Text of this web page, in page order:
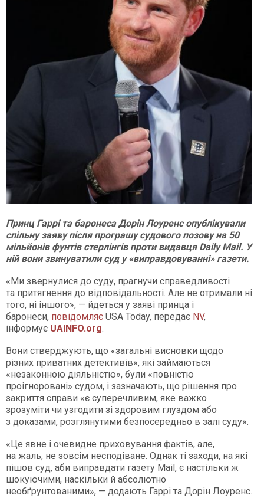
Принц Гаррі та баронеса Дорін Лоуренс опублікували
спільну заяву після програшу судового позову на 50
мільйонів фунтів стерлінгів проти видавця Daily Mail. У
ній вони звинуватили суд у «виправдовуванні» газети.
«Ми звернулися до суду, прагнучи справедливості
та притягнення до відповідальності. Але не отримали ні
того, ні іншого», — йдеться у заяві принца і
баронеси, повідомляє USA Today, передає NV,
інформує UAINFO.org.
Вони стверджують, що «загальні висновки щодо
різних приватних детективів», які займаються
«незаконною діяльністю», були «повністю
проігноровані» судом, і зазначають, що рішення про
закриття справи «є суперечливим, яке важко
зрозуміти чи узгодити зі здоровим глуздом або
з доказами, розглянутими безпосередньо в залі суду».
«Це явне і очевидне приховування фактів, але,
на жаль, не зовсім несподіване. Однак ті заходи, на які
пішов суд, аби виправдати газету Mail, є настільки ж
шокуючими, наскільки й абсолютно
необґрунтованими», — додають Гаррі та Дорін Лоуренс.